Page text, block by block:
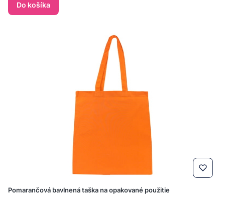
Do košíka
Pomarančová bavlnená taška na opakované použitie